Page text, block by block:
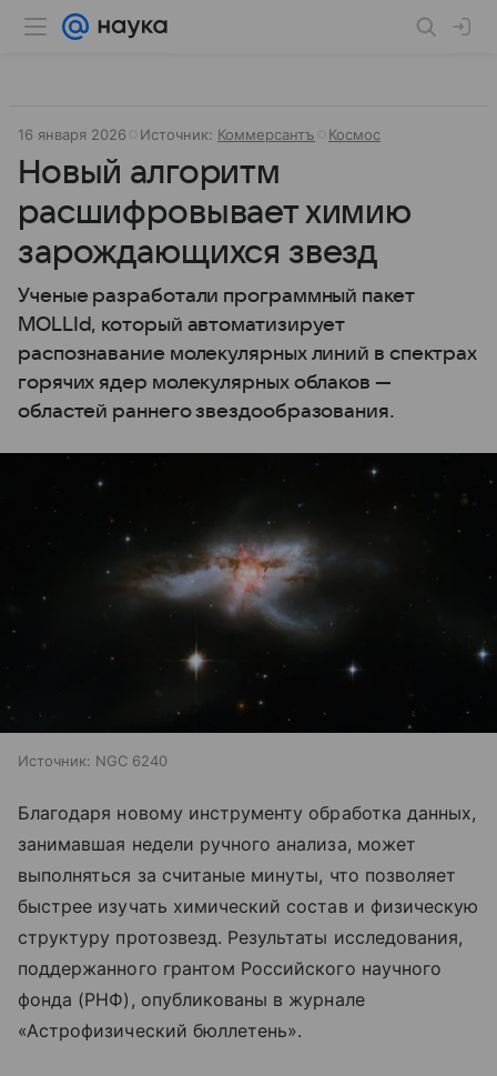
16 января 2026 Источник: Коммерсантъ Космос
Новый алгоритм
расшифровывает химию
зарождающихся звезд
Ученые разработали программный пакет
MOLLId, который автоматизирует
распознавание молекулярных линий в спектрах
горячих ядер молекулярных облаков —
областей раннего звездообразования.
Источник: NGC 6240
Благодаря новому инструменту обработка данных,
занимавшая недели ручного анализа, может
выполняться за считаные минуты, что позволяет
быстрее изучать химический состав и физическую
структуру протозвезд. Результаты исследования,
поддержанного грантом Российского научного
фонда (РНФ), опубликованы в журнале
«Астрофизический бюллетень».